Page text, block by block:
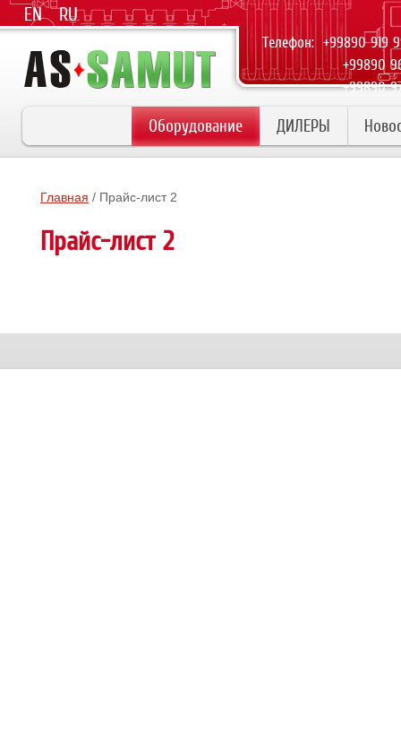
EN RU
Телефон: +99890 919
+99890 965
+99890 976
Оборудование ДИЛЕРЫ
Главная / Прайс-лист 2
Прайс-лист 2